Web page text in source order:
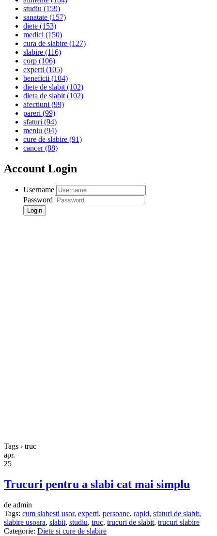
studiu (159)
sanatate (157)
diete (153)
medici (150)
cura de slabire (127)
slabire (116)
corp (106)
experti (105)
beneficii (104)
diete de slabit(102)
dieta de slabit(102)
afectiuni (99)
pareri (99)
sfaturi (94)
meniu (94)
cure de slabire (91)
cancer(88)
Account Login
Username
Password
Tags › truc
apr.
25
Trucuri pentru a slabi cat mai simplu
de admin
Tags: cum slabesti usor, experti, persoane, rapid, sfaturi de slabit,
slabire usoara, slabit, studiu, truc, trucuri de slabit, trucuri slabire
Categorie: Diete si cure de slabire